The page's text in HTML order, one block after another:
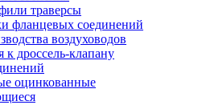
траверсы
фланцевых соединений
воздуховодов
к дроссель-клапану
оцинкованные